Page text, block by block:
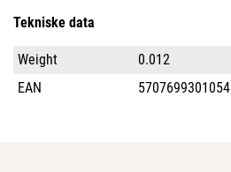
Tekniske data
Weight
0.012
EAN
5707699301054